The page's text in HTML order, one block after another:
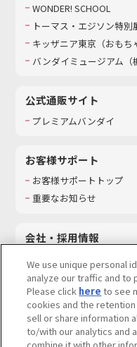
WONDER! SCHOOL
トーマス・エジソン特別
キッザニア東京（おもち
バンダイミュージアム（
公式通販サイト
プレミアムバンダイ
お客様サポート
お客様サポートトップ
重要なお知らせ
会社・採用情報
採用情報
サステナビリティ
お問い合わせ
We use unique personal
analyze our traffic and to
Please click here to see
cookies and the
sell or share information
to/with our analytics and